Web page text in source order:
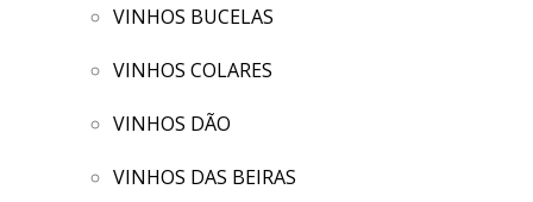
VINHOS BUCELAS
VINHOS COLARES
VINHOS DÃO
VINHOS DAS BEIRAS